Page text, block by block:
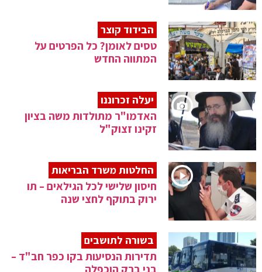
הבידוד קוצר
טסים לאומן? כל הפרטים על
המתווה החדש
יעלה זכרוננו
האדמו"ר מתולדות משה בציון
זקינו זצוק"ל
החלטות משרד הבריאות
חיסון שלישי לכל הגילאים – תו
ירוק בתוקף לחצי שנה
בשורה לתושבים
תדירות הנסיעות בקו כפר חב"ד –